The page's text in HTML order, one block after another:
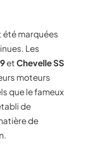
été marquées
Les
etChevelle SS
moteurs
que le fameux
de
de